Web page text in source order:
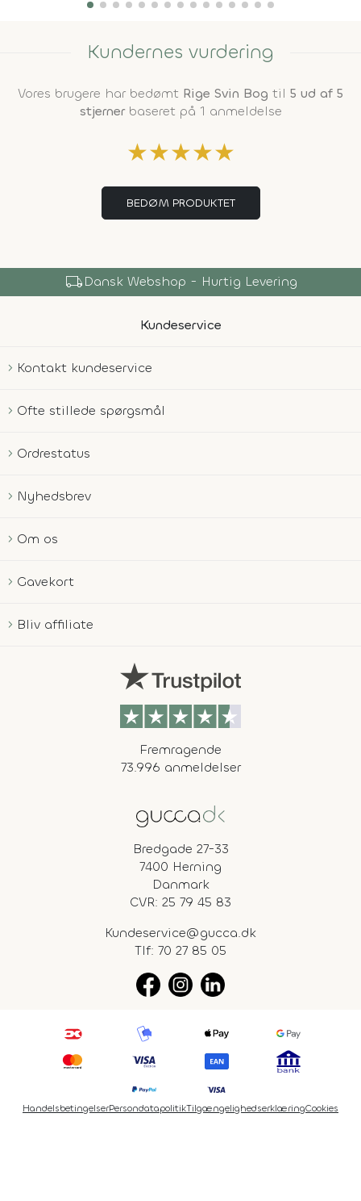
Kundernes vurdering
Vores brugere har bedømt Rige Svin Bog til 5 ud af 5
stjernerbaseret på 1 anmeldelse
★★★★★
BEDØM PRODUKTET
local_shippingDansk Webshop - Hurtig Levering
Kundeservice
Kontakt kundeservice
Ofte stillede spørgsmål
Ordrestatus
Nyhedsbrev
Om os
Gavekort
Bliv affiliate
Fremragende
73.996 anmeldelser
Bredgade 27-33
7400 Herning
Danmark
CVR: 25 79 45 83
Kundeservice@gucca.dk
Tlf: 70 27 85 05
HandelsbetingelserPersondatapolitikTilgængelighedserklæringCookies